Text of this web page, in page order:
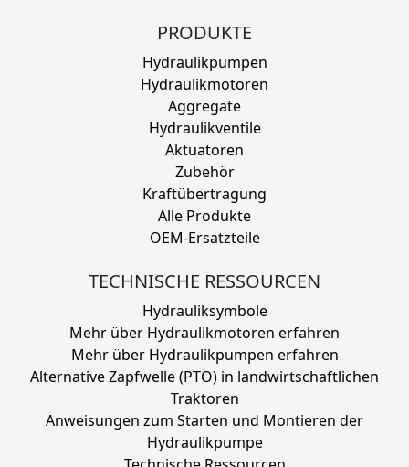
PRODUKTE
Hydraulikpumpen
Hydraulikmotoren
Aggregate
Hydraulikventile
Aktuatoren
Zubehör
Kraftübertragung
Alle Produkte
OEM-Ersatzteile
TECHNISCHE RESSOURCEN
Hydrauliksymbole
Mehr über Hydraulikmotoren erfahren
Mehr über Hydraulikpumpen erfahren
Alternative Zapfwelle (PTO) in landwirtschaftlichen
Traktoren
Anweisungen zum Starten und Montieren der
Hydraulikpumpe